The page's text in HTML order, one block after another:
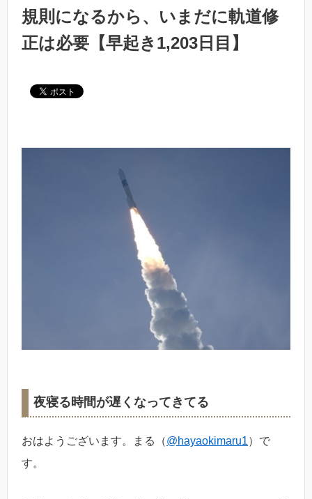
規則になるから、いまだに軌道修
正は必要【早起き1,203日目】
夜寝る時間が遅くなってきてる
おはようございます。まる（@hayaokimaru1）で
す。